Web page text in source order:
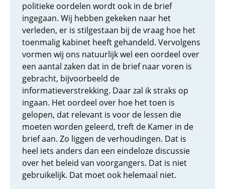
politieke oordelen wordt ook in de brief
ingegaan. Wij hebben gekeken naar het
verleden, er is stilgestaan bij de vraag hoe het
toenmalig kabinet heeft gehandeld. Vervolgens
vormen wij ons natuurlijk wel een oordeel over
een aantal zaken dat in de brief naar voren is
gebracht, bijvoorbeeld de
informatieverstrekking. Daar zal ik straks op
ingaan. Het oordeel over hoe het toen is
gelopen, dat relevant is voor de lessen die
moeten worden geleerd, treft de Kamer in de
brief aan. Zo liggen de verhoudingen. Dat is
heel iets anders dan een eindeloze discussie
over het beleid van voorgangers. Dat is niet
gebruikelijk. Dat moet ook helemaal niet.